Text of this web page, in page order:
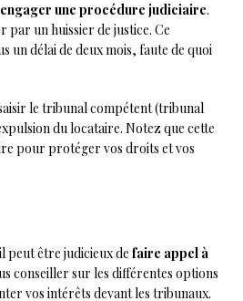
engager une procédure judiciaire.
par un huissier de justice. Ce
un délai de deux mois, faute de quoi
le tribunal compétent (tribunal
du locataire. Notez que cette
pour protéger vos droits et vos
peut être judicieux de faire appel à
conseiller sur les différentes options
vos intérêts devant les tribunaux.